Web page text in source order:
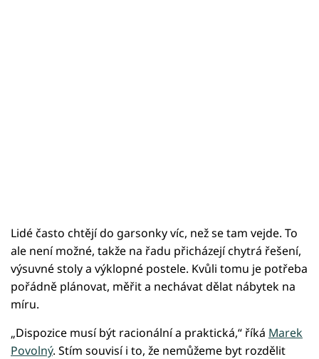
Lidé často chtějí do garsonky víc, než se tam vejde. To
ale není možné, takže na řadu přicházejí chytrá řešení,
výsuvné stoly a výklopné postele. Kvůli tomu je potřeba
pořádně plánovat, měřit a nechávat dělat nábytek na
míru.
„Dispozice musí být racionální a praktická,“ říká Marek
Povolný. Stím souvisí i to, že nemůžeme byt rozdělit